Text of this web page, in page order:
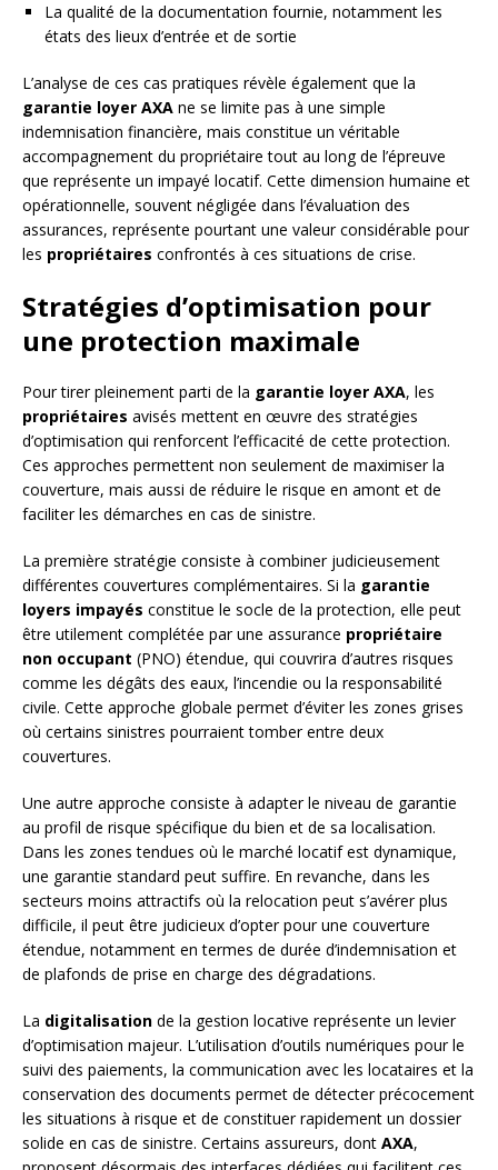
La qualité de la documentation fournie, notamment les
états des lieux d’entrée et de sortie
L’analyse de ces cas pratiques révèle également que la
garantie loyer AXA ne se limite pas à une simple
indemnisation financière, mais constitue un véritable
accompagnement du propriétaire tout au long de l’épreuve
que représente un impayé locatif. Cette dimension humaine et
opérationnelle, souvent négligée dans l’évaluation des
assurances, représente pourtant une valeur considérable pour
les propriétaires confrontés à ces situations de crise.
Stratégies d’optimisation pour
une protection maximale
Pour tirer pleinement parti de la garantie loyer AXA, les
propriétaires avisés mettent en œuvre des stratégies
d’optimisation qui renforcent l’efficacité de cette protection.
Ces approches permettent non seulement de maximiser la
couverture, mais aussi de réduire le risque en amont et de
faciliter les démarches en cas de sinistre.
La première stratégie consiste à combiner judicieusement
différentes couvertures complémentaires. Si la garantie
loyers impayés constitue le socle de la protection, elle peut
être utilement complétée par une assurance propriétaire
non occupant (PNO) étendue, qui couvrira d’autres risques
comme les dégâts des eaux, l’incendie ou la responsabilité
civile. Cette approche globale permet d’éviter les zones grises
où certains sinistres pourraient tomber entre deux
couvertures.
Une autre approche consiste à adapter le niveau de garantie
au profil de risque spécifique du bien et de sa localisation.
Dans les zones tendues où le marché locatif est dynamique,
une garantie standard peut suffire. En revanche, dans les
secteurs moins attractifs où la relocation peut s’avérer plus
difficile, il peut être judicieux d’opter pour une couverture
étendue, notamment en termes de durée d’indemnisation et
de plafonds de prise en charge des dégradations.
La digitalisation de la gestion locative représente un levier
d’optimisation majeur. L’utilisation d’outils numériques pour le
suivi des paiements, la communication avec les locataires et la
conservation des documents permet de détecter précocement
les situations à risque et de constituer rapidement un dossier
solide en cas de sinistre. Certains assureurs, dont AXA,